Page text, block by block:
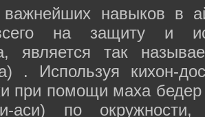
навыков в
на защиту и
является так
. Используя кихон-
при помощи маха
аси) по